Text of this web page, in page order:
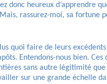
donc heureux d’apprendre
rassurez-moi, sa fortune
quoi faire de leurs
Entendons-nous bien.
sans autre légitimité
sur une grande échelle